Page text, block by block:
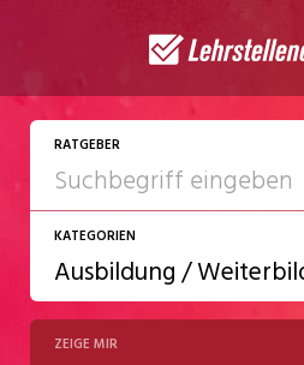
RATGEBER
KATEGORIEN
Arbeit
ZEIGE MIR